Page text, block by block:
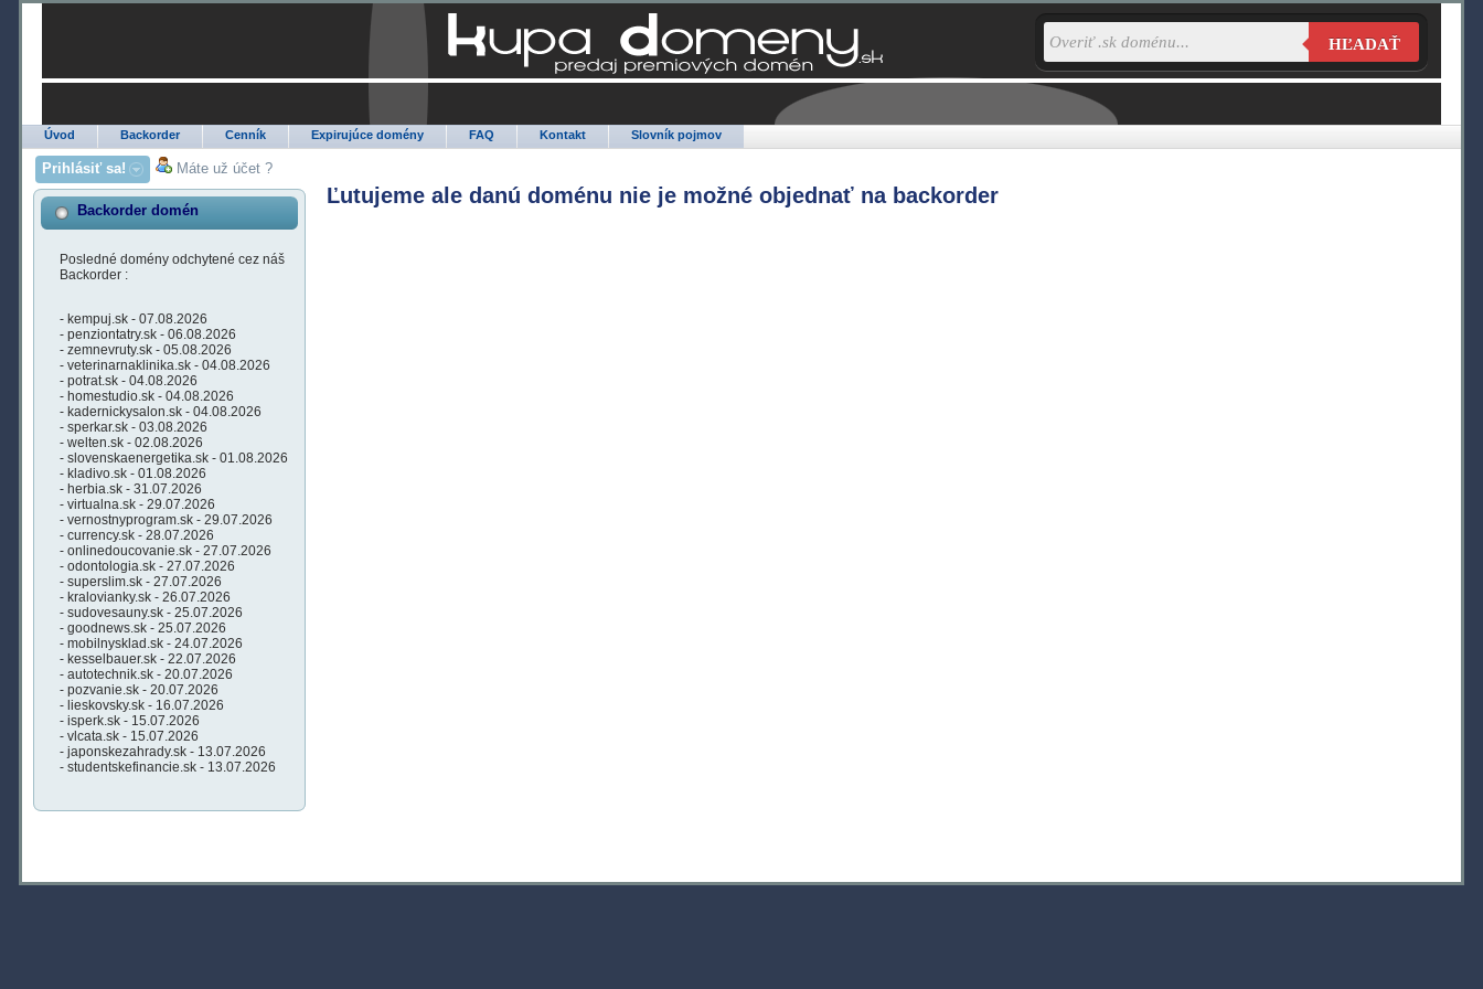
Úvod Backorder Cenník Expirujúce domény FAQ Kontakt Slovník pojmov
HĽADAŤ
Prihlásiť sa! Máte už účet ?
Backorder domén
Posledné domény odchytené cez náš
Backorder :
- kempuj.sk - 07.08.2026
- penziontatry.sk - 06.08.2026
- zemnevruty.sk - 05.08.2026
- veterinarnaklinika.sk - 04.08.2026
- potrat.sk - 04.08.2026
- homestudio.sk - 04.08.2026
- kadernickysalon.sk - 04.08.2026
- sperkar.sk - 03.08.2026
- welten.sk - 02.08.2026
- slovenskaenergetika.sk - 01.08.2026
- kladivo.sk - 01.08.2026
- herbia.sk - 31.07.2026
- virtualna.sk - 29.07.2026
- vernostnyprogram.sk - 29.07.2026
- currency.sk - 28.07.2026
- onlinedoucovanie.sk - 27.07.2026
- odontologia.sk - 27.07.2026
- superslim.sk - 27.07.2026
- kralovianky.sk - 26.07.2026
- sudovesauny.sk - 25.07.2026
- goodnews.sk - 25.07.2026
- mobilnysklad.sk - 24.07.2026
- kesselbauer.sk - 22.07.2026
- autotechnik.sk - 20.07.2026
- pozvanie.sk - 20.07.2026
- lieskovsky.sk - 16.07.2026
- isperk.sk - 15.07.2026
- vlcata.sk - 15.07.2026
- japonskezahrady.sk - 13.07.2026
- studentskefinancie.sk - 13.07.2026
Ľutujeme ale danú doménu nie je možné objednať na backorder